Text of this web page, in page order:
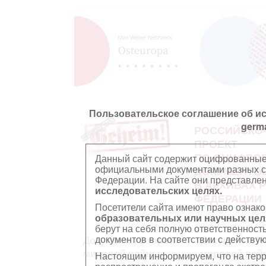
Пользовательское соглашение об
Данный сайт содержит
официальными документами разных
Федерации. На сайте они
исследовательских целях.
Посетители сайта имеют право
образовательных или научных
берут на себя полную
документов в соответствии с
Настоящим информируем, что на
ПРОЕКТ
ПО
В АРХИВАХ
ФЕДЕРАЦИИ
Документы Второй
мировой войны
Документы
мировой